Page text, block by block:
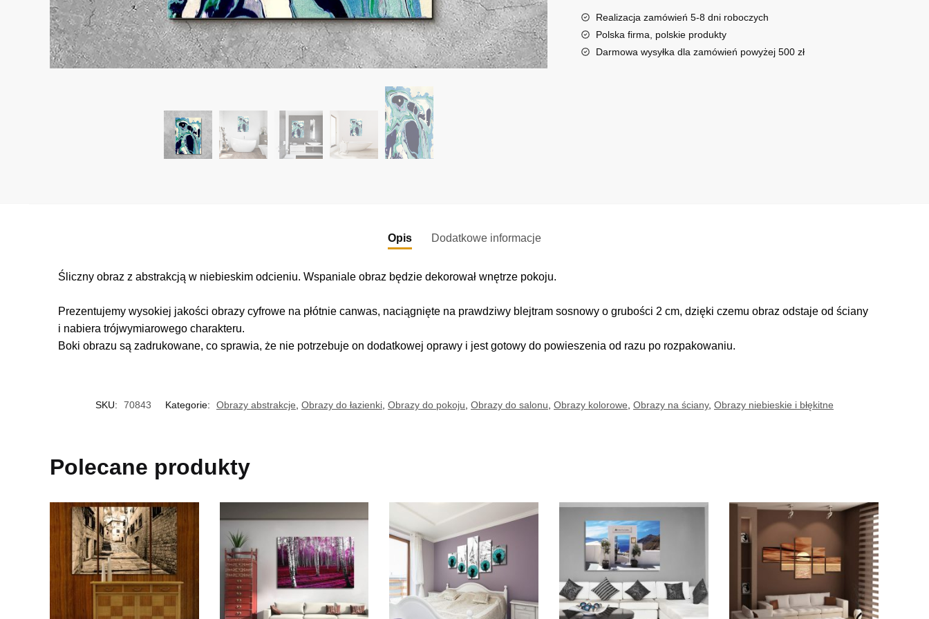
a
t
i
Realizacja zamówień 5-8 dni roboczych
Polska firma, polskie produkty
Darmowa wysyłka dla zamówień powyżej 500 zł
Opis Dodatkowe informacje
Śliczny obraz z abstrakcją w niebieskim odcieniu. Wspaniale obraz będzie dekorował wnętrze pokoju.
Prezentujemy wysokiej jakości obrazy cyfrowe na płótnie canwas, naciągnięte na prawdziwy blejtram sosnowy o grubości 2 cm, dzięki czemu obraz odstaje od ściany
i nabiera trójwymiarowego charakteru.
Boki obrazu są zadrukowane, co sprawia, że nie potrzebuje on dodatkowej oprawy i jest gotowy do powieszenia od razu po rozpakowaniu.
SKU: 70843 Kategorie: Obrazy abstrakcje Obrazy do łazienki Obrazy do pokoju Obrazy do salonu Obrazy kolorowe Obrazy na ściany, Obrazy niebieskie i błękitne
Polecane produkty